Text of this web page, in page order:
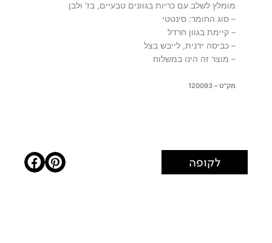
מומלץ לשלב עם כריות בגוונים טבעיים, בז’ ולבן
– סוג החומר: סינטטי
– קיימת בגוון חרדל
– כביסה ידנית, לייבש בצל
– מוצר זה הינו במשלוח
מק"ט – 120093
לקופה